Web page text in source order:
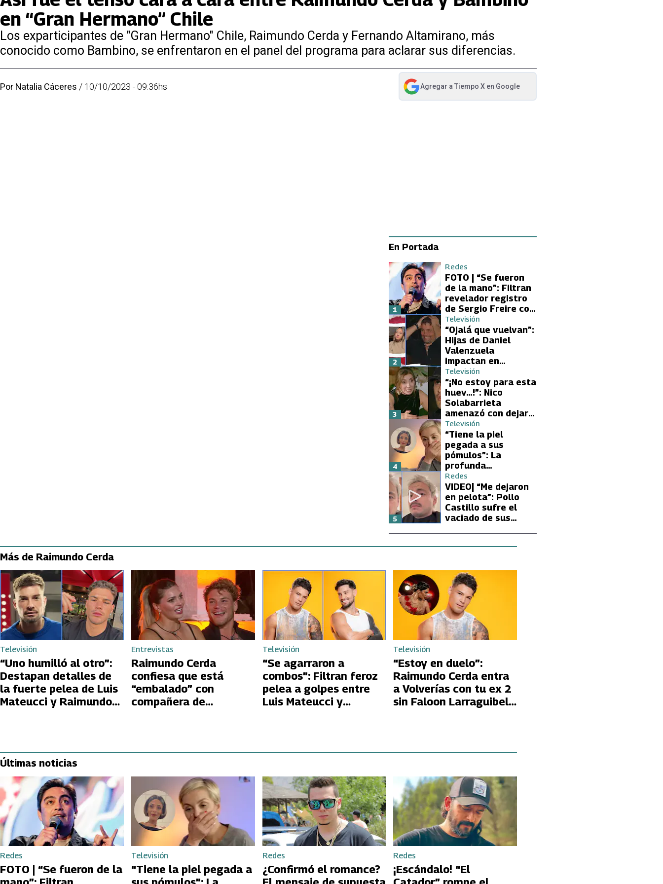
en “Gran Hermano” Chile
Los exparticipantes de "Gran Hermano" Chile, Raimundo Cerda y Fernando Altamirano, más
conocido como Bambino, se enfrentaron en el panel del programa para aclarar sus diferencias.
Por Natalia Cáceres / 10/10/2023 - 09:36hs Agregar a Tiempo Xen Google
abre en nueva pestaña
En Portada
Redes
FOTO | “Se fueron
de la mano”: Filtran
revelador registro
de Sergio Freire con
supuesta nueva
conquista
1
Televisión
“Ojalá que vuelvan”:
Hijas de Daniel
Valenzuela
impactan en
Volverías con tu Ex
2 con directa
petición a su papá
sobre Yamila Reyna
2
Televisión
“¡No estoy para esta
huev…!”: Nico
Solabarrieta
amenazó con dejar
Volverías con tu Ex
tras encontrón con
Carmen Gloria
Arroyo
3
Televisión
“Tiene la piel
pegada a sus
pómulos”: La
profunda
preocupación de
Fran García-
Huidobro por la
extrema delgadez
de Kathy Orellana
4
Redes
VIDEO| “Me dejaron
en pelota”: Pollo
Castillo sufre el
vaciado de sus
5
Más de Raimundo Cerda
Televisión
“Uno humilló al otro”:
Destapan detalles de
la fuerte pelea de Luis
Mateucci y Raimundo
Entrevistas
Raimundo Cerda
confiesa que está
“embalado” con
compañera de
Televisión
“Se agarraron a
combos”: Filtran feroz
pelea a golpes entre
Luis Mateucci y
Televisión
“Estoy en duelo”:
Raimundo Cerda entra
a Volverías con tu ex 2
sin Faloon Larraguibel
Últimas noticias
Redes
FOTO | “Se fueron de la
Televisión
“Tiene la piel pegada a
Redes
¿Confirmó el romance?
Redes
¡Escándalo! “El